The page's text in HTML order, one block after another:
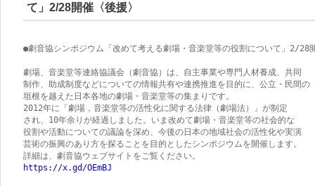
て」2/28開催〈後援〉
●劇音協シンポジウム「改めて考える劇場・音楽堂等の役割について」2/28
劇場、音楽堂等連絡協議会（劇音協）は、自主事業や専門人材養成、共同
制作、助成制度などについての情報共有や連携推進を目的に、公立・民間の
垣根を越えた日本各地の劇場・音楽堂等の集まりです。
2012年に「劇場，音楽堂等の活性化に関する法律（劇場法）」が制定
され、10年余りが経過しました。いま改めて劇場・音楽堂等の社会的な
役割や活動についての議論を深め、今後の日本の地域社会の活性化や実演
芸術の振興のあり方を探ることを目的としたシンポジウムを開催します。
https://x.gd/OEmBJ